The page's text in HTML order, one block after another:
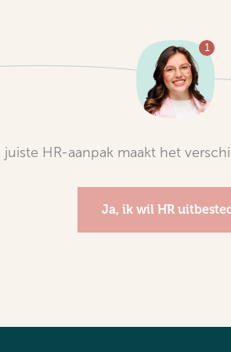
juiste HR-aanpak maakt het
Ja, ik wil HR